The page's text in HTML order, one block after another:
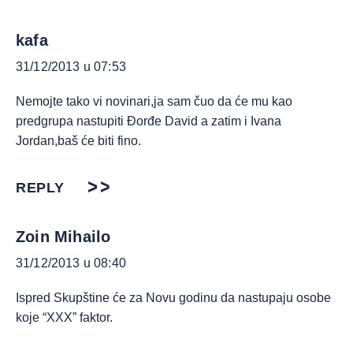
kafa
31/12/2013 u 07:53
Nemojte tako vi novinari,ja sam čuo da će mu kao
predgrupa nastupiti Đorđe David a zatim i Ivana
Jordan,baš će biti fino.
REPLY
Zoin Mihailo
31/12/2013 u 08:40
Ispred Skupštine će za Novu godinu da nastupaju osobe
koje “XXX” faktor.